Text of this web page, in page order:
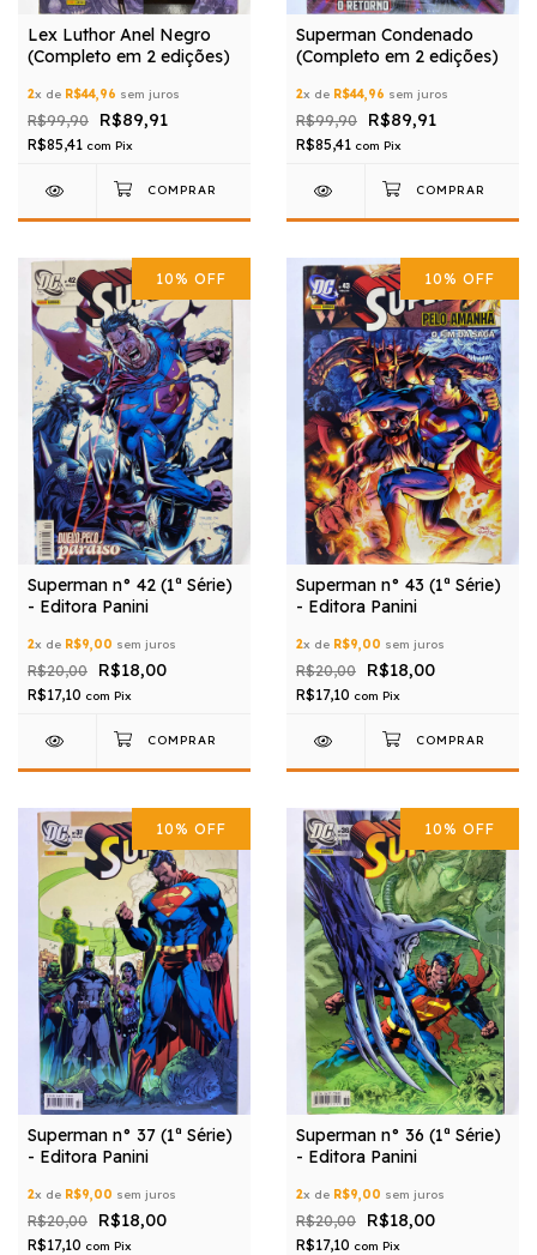
Lex Luthor Anel Negro
(Completo em 2 edições)
2x de R$44,96 sem juros
R$99,90 R$89,91
R$85,41 com Pix
Superman Condenado
(Completo em 2 edições)
2x de R$44,96 sem juros
R$99,90 R$89,91
R$85,41 com Pix
10% OFF
Superman n° 42 (1ª Série)
- Editora Panini
2x de R$9,00 sem juros
R$20,00 R$18,00
R$17,10 com Pix
10% OFF
Superman n° 43 (1ª Série)
- Editora Panini
2x de R$9,00 sem juros
R$20,00 R$18,00
R$17,10 com Pix
10% OFF
Superman n° 37 (1ª Série)
- Editora Panini
2x de R$9,00 sem juros
R$20,00 R$18,00
R$17,10 com Pix
10% OFF
Superman n° 36 (1ª Série)
- Editora Panini
2x de R$9,00 sem juros
R$20,00 R$18,00
R$17,10 com Pix